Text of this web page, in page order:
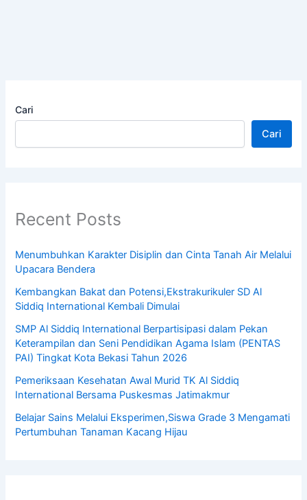
Cari
Cari
Recent Posts
Menumbuhkan Karakter Disiplin dan Cinta Tanah Air Melalui
Upacara Bendera
Kembangkan Bakat dan Potensi,Ekstrakurikuler SD Al
Siddiq International Kembali Dimulai
SMP Al Siddiq International Berpartisipasi dalam Pekan
Keterampilan dan Seni Pendidikan Agama Islam (PENTAS
PAI) Tingkat Kota Bekasi Tahun 2026
Pemeriksaan Kesehatan Awal Murid TK Al Siddiq
International Bersama Puskesmas Jatimakmur
Belajar Sains Melalui Eksperimen,Siswa Grade 3 Mengamati
Pertumbuhan Tanaman Kacang Hijau